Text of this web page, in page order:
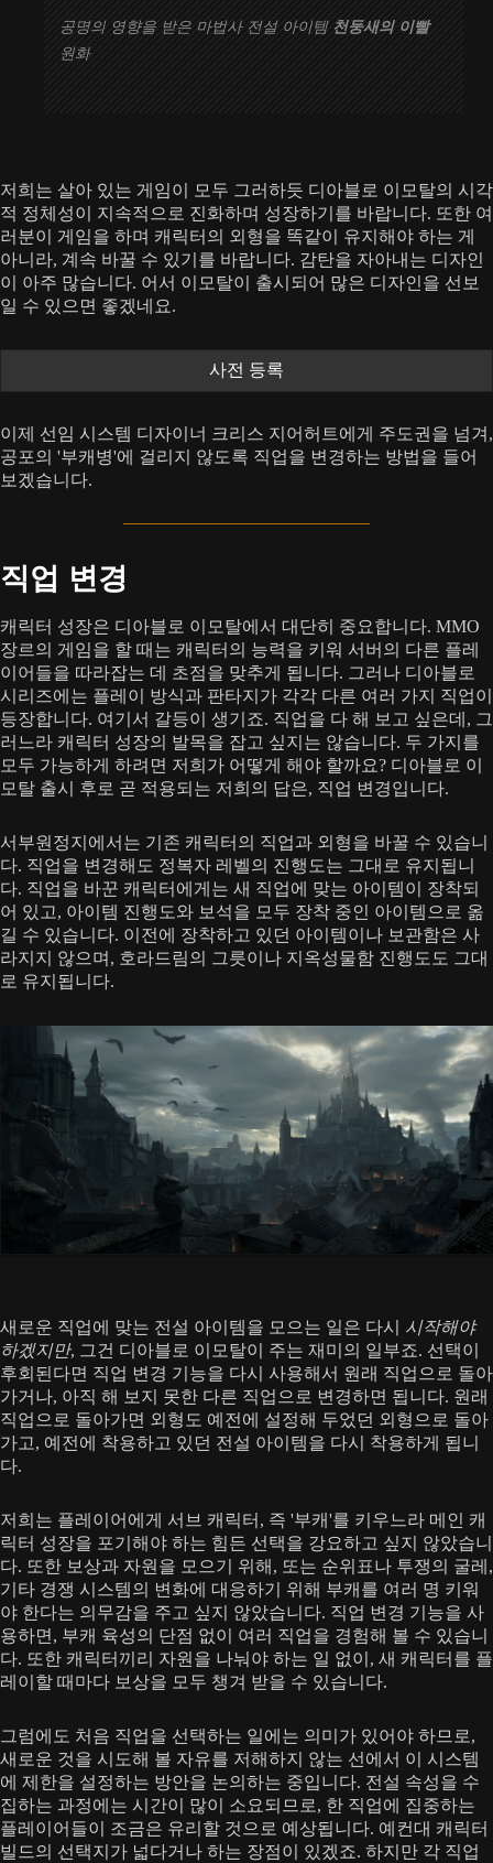
공명의 영향을 받은 마법사 전설 아이템천둥새의 이빨
원화
저희는 살아 있는 게임이 모두 그러하듯 디아블로 이모탈의 시각
적 정체성이 지속적으로 진화하며 성장하기를 바랍니다. 또한 여
러분이 게임을 하며 캐릭터의 외형을 똑같이 유지해야 하는 게
아니라, 계속 바꿀 수 있기를 바랍니다. 감탄을 자아내는 디자인
이 아주 많습니다. 어서 이모탈이 출시되어 많은 디자인을 선보
일 수 있으면 좋겠네요.
사전 등록
이제 선임 시스템 디자이너 크리스 지어허트에게 주도권을 넘겨,
공포의 '부캐병'에 걸리지 않도록 직업을 변경하는 방법을 들어
보겠습니다.
직업 변경
캐릭터 성장은 디아블로 이모탈에서 대단히 중요합니다. MMO
장르의 게임을 할 때는 캐릭터의 능력을 키워 서버의 다른 플레
이어들을 따라잡는 데 초점을 맞추게 됩니다. 그러나 디아블로
시리즈에는 플레이 방식과 판타지가 각각 다른 여러 가지 직업이
등장합니다. 여기서 갈등이 생기죠. 직업을 다 해 보고 싶은데, 그
러느라 캐릭터 성장의 발목을 잡고 싶지는 않습니다. 두 가지를
모두 가능하게 하려면 저희가 어떻게 해야 할까요? 디아블로 이
모탈 출시 후로 곧 적용되는 저희의 답은, 직업 변경입니다.
서부원정지에서는 기존 캐릭터의 직업과 외형을 바꿀 수 있습니
다. 직업을 변경해도 정복자 레벨의 진행도는 그대로 유지됩니
다. 직업을 바꾼 캐릭터에게는 새 직업에 맞는 아이템이 장착되
어 있고, 아이템 진행도와 보석을 모두 장착 중인 아이템으로 옮
길 수 있습니다. 이전에 장착하고 있던 아이템이나 보관함은 사
라지지 않으며, 호라드림의 그릇이나 지옥성물함 진행도도 그대
로 유지됩니다.
새로운 직업에 맞는 전설 아이템을 모으는 일은 다시 시작해야
하겠지만, 그건 디아블로 이모탈이 주는 재미의 일부죠. 선택이
후회된다면 직업 변경 기능을 다시 사용해서 원래 직업으로 돌아
가거나, 아직 해 보지 못한 다른 직업으로 변경하면 됩니다. 원래
직업으로 돌아가면 외형도 예전에 설정해 두었던 외형으로 돌아
가고, 예전에 착용하고 있던 전설 아이템을 다시 착용하게 됩니
다.
저희는 플레이어에게 서브 캐릭터, 즉 '부캐'를 키우느라 메인 캐
릭터 성장을 포기해야 하는 힘든 선택을 강요하고 싶지 않았습니
다. 또한 보상과 자원을 모으기 위해, 또는 순위표나 투쟁의 굴레,
기타 경쟁 시스템의 변화에 대응하기 위해 부캐를 여러 명 키워
야 한다는 의무감을 주고 싶지 않았습니다. 직업 변경 기능을 사
용하면, 부캐 육성의 단점 없이 여러 직업을 경험해 볼 수 있습니
다. 또한 캐릭터끼리 자원을 나눠야 하는 일 없이, 새 캐릭터를 플
레이할 때마다 보상을 모두 챙겨 받을 수 있습니다.
그럼에도 처음 직업을 선택하는 일에는 의미가 있어야 하므로,
새로운 것을 시도해 볼 자유를 저해하지 않는 선에서 이 시스템
에 제한을 설정하는 방안을 논의하는 중입니다. 전설 속성을 수
집하는 과정에는 시간이 많이 소요되므로, 한 직업에 집중하는
플레이어들이 조금은 유리할 것으로 예상됩니다. 예컨대 캐릭터
빌드의 선택지가 넓다거나 하는 장점이 있겠죠. 하지만 각 직업